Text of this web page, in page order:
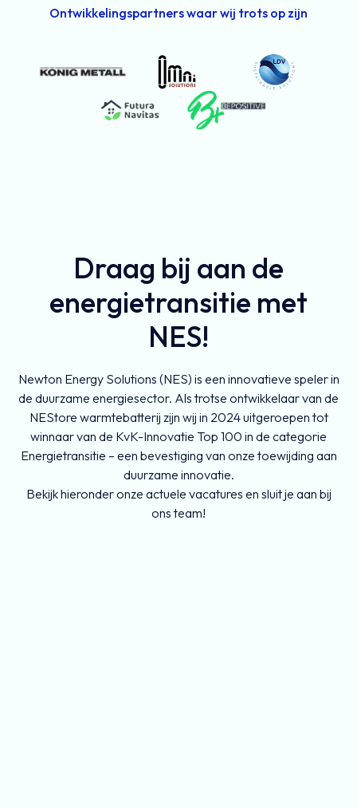
Ontwikkelingspartners waar wij trots op zijn
Draag bij aan de
energietransitie met
NES!
Newton Energy Solutions (NES) is een innovatieve speler in
de duurzame energiesector. Als trotse ontwikkelaar van de
NEStore warmtebatterij zijn wij in 2024 uitgeroepen tot
winnaar van de KvK-Innovatie Top 100 in de categorie
Energietransitie – een bevestiging van onze toewijding aan
duurzame innovatie.
Bekijk hieronder onze actuele vacatures en sluit je aan bij
ons team!